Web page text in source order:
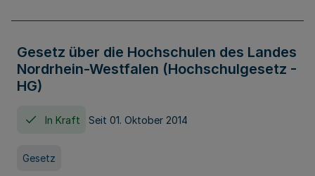
Gesetz über die Hochschulen des Landes
Nordrhein-Westfalen (Hochschulgesetz -
HG)
In Kraft Seit 01. Oktober 2014
Gesetz